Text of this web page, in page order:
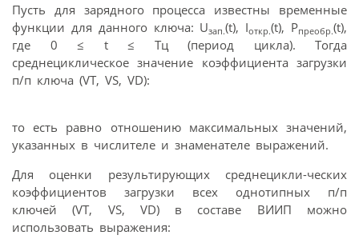
Пусть для зарядного процесса известны временные
функции для данного ключа: Uзап.(t), Iоткр.(t), Pпpeoбp.(t),
где 0 ≤ t ≤ Тц (период цикла). Тогда
среднециклическое значение коэффициента загрузки
п/п ключа (VT, VS, VD):
то есть равно отношению максимальных значений,
указанных в числителе и знаменателе выражений.
Для оценки результирующих среднецикли-ческих
коэффициентов загрузки всех однотипных п/п
ключей (VT, VS, VD) в составе ВИИП можно
использовать выражения: